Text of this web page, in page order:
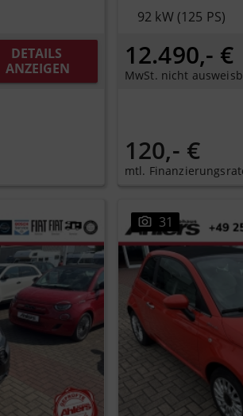
DETAILS
ANZEIGEN
92 kW (125 PS)
12.490,- €
MwSt. nicht
120,- €
mtl.
31